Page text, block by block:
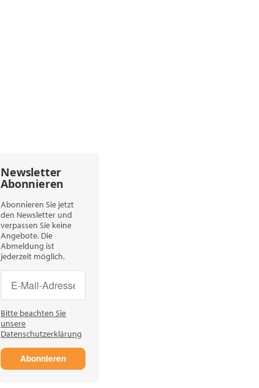
Newsletter
Abonnieren
Abonnieren Sie jetzt
den Newsletter und
verpassen Sie keine
Angebote. Die
Abmeldung ist
jederzeit möglich.
Newsletter Abonnieren
Newsletter Abonnieren
Bitte beachten Sie
unsere
Datenschutzerklärung
Abonnieren